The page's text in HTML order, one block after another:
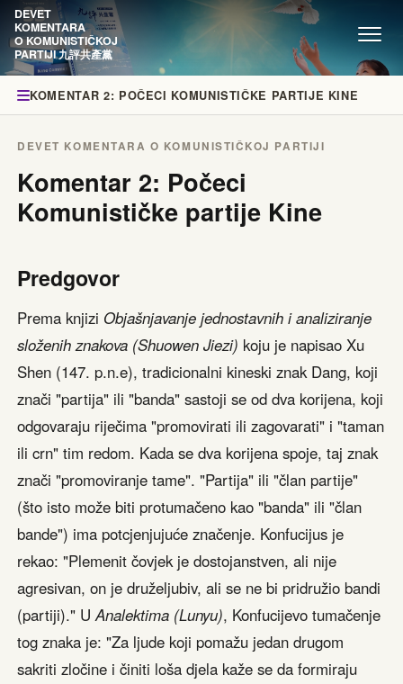
DEVET
KOMENTARA
O KOMUNISTIČKOJ
PARTIJI 九評共產黨
KOMENTAR 2: POČECI KOMUNISTIČKE PARTIJE KINE
DEVET KOMENTARA O KOMUNISTIČKOJ PARTIJI
Komentar 2: Počeci
Komunističke partije Kine
Predgovor
Prema knjizi Objašnjavanje jednostavnih i analiziranje
složenih znakova (Shuowen Jiezi) koju je napisao Xu
Shen (147. p.n.e), tradicionalni kineski znak Dang, koji
znači "partija" ili "banda" sastoji se od dva korijena, koji
odgovaraju riječima "promovirati ili zagovarati" i "taman
ili crn" tim redom. Kada se dva korijena spoje, taj znak
znači "promoviranje tame". "Partija" ili "član partije"
(što isto može biti protumačeno kao "banda" ili "član
bande") ima potcjenjujuće značenje. Konfucijus je
rekao: "Plemenit čovjek je dostojanstven, ali nije
agresivan, on je druželjubiv, ali se ne bi pridružio bandi
(partiji)." UAnalektima (Lunyu), Konfucijevo tumačenje
tog znaka je: "Za ljude koji pomažu jedan drugom
sakriti zločine i činiti loša djela kaže se da formiraju